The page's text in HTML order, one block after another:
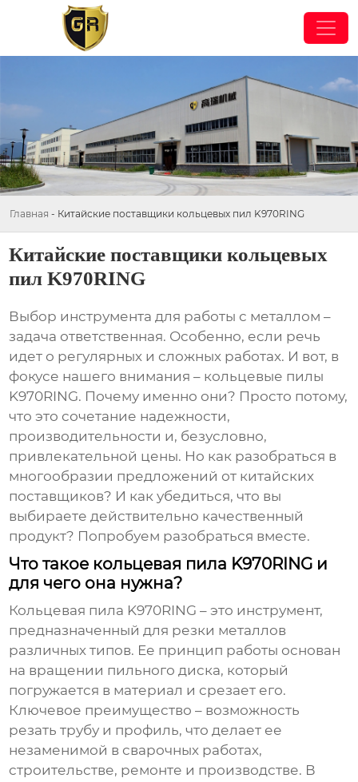
Главная - Китайские поставщики кольцевых пил K970RING
Китайские поставщики кольцевых
пил K970RING
Выбор инструмента для работы с металлом –
задача ответственная. Особенно, если речь
идет о регулярных и сложных работах. И вот, в
фокусе нашего внимания – кольцевые пилы
K970RING. Почему именно они? Просто потому,
что это сочетание надежности,
производительности и, безусловно,
привлекательной цены. Но как разобраться в
многообразии предложений от китайских
поставщиков? И как убедиться, что вы
выбираете действительно качественный
продукт? Попробуем разобраться вместе.
Что такое кольцевая пила K970RING и
для чего она нужна?
Кольцевая пила K970RING – это инструмент,
предназначенный для резки металлов
различных типов. Ее принцип работы основан
на вращении пильного диска, который
погружается в материал и срезает его.
Ключевое преимущество – возможность
резать трубу и профиль, что делает ее
незаменимой в сварочных работах,
строительстве, ремонте и производстве. В